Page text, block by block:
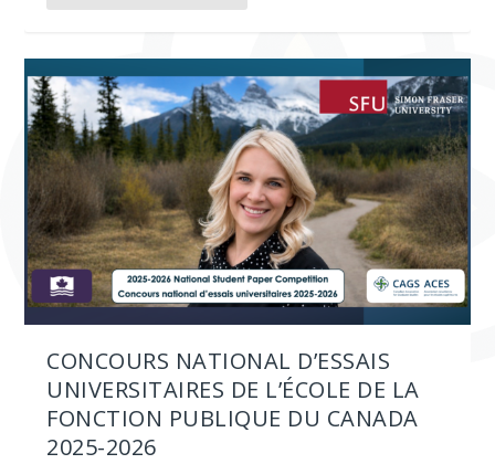
CONCOURS NATIONAL D’ESSAIS
UNIVERSITAIRES DE L’ÉCOLE DE LA
FONCTION PUBLIQUE DU CANADA
2025-2026